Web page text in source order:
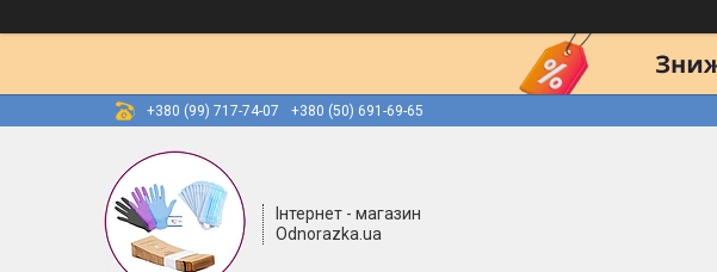
+380 (99) 717-74-07 +380 (50) 691-69-65
Інтернет - магазин
Odnorazka.ua